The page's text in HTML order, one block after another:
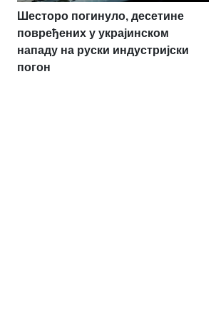
Шесторо погинуло, десетине
повређених у украјинском
нападу на руски индустријски
погон